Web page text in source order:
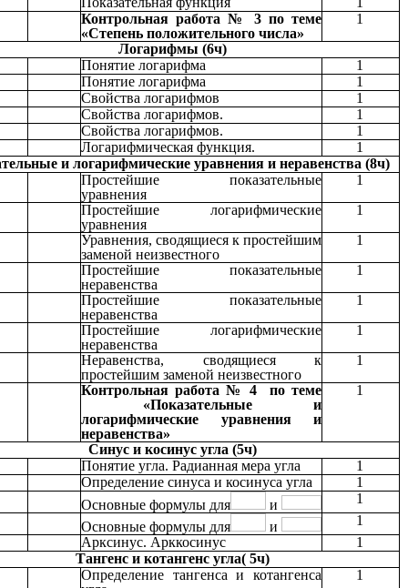
Контрольная работа № 3 по теме
«Степень положительного числа»
1
Логарифмы (6ч)
Понятие логарифма
1
Понятие логарифма
1
Свойства логарифмов
1
Свойства логарифмов.
1
Свойства логарифмов.
1
Логарифмическая функция.
1
и логарифмические уравнения и неравенства (8ч)
Простейшие показательные
уравнения
1
Простейшие логарифмические
уравнения
1
Уравнения, сводящиеся к простейшим
заменой неизвестного
1
Простейшие показательные
неравенства
1
Простейшие показательные
неравенства
1
Простейшие логарифмические
неравенства
1
Неравенства, сводящиеся к
простейшим заменой неизвестного
1
Контрольная работа № 4 по теме
«Показательные и
логарифмические уравнения и
неравенства»
1
Синус и косинус угла (5ч)
Понятие угла. Радианная мера угла
1
Определение синуса и косинуса угла
1
Основные формулы для
и
1
Основные формулы для
и
1
Арксинус. Арккосинус
1
Тангенс и котангенс угла( 5ч)
Определение тангенса и котангенса
1